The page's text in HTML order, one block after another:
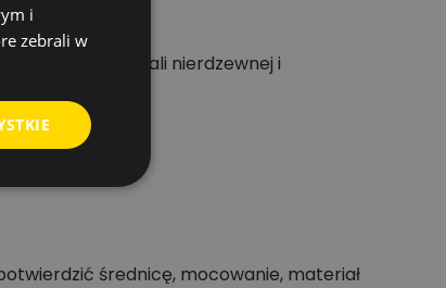
przy stali nierdzewnej i
średnicę, mocowanie, materiał
i
zebrali w